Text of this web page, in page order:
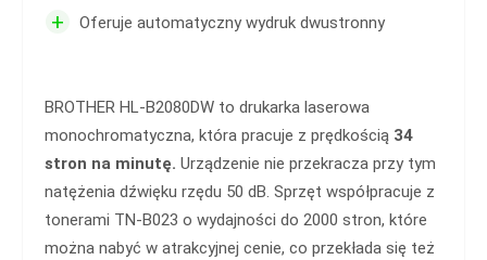
+ Oferuje automatyczny wydruk dwustronny
BROTHER HL-B2080DW to drukarka laserowa
monochromatyczna, która pracuje z prędkością 34
stron na minutę. Urządzenie nie przekracza przy tym
natężenia dźwięku rzędu 50 dB. Sprzęt współpracuje z
tonerami TN-B023 o wydajności do 2000 stron, które
można nabyć w atrakcyjnej cenie, co przekłada się też